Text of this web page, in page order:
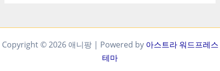
Copyright © 2026 애니팡 | Powered by 아스트라 워드프레스
테마